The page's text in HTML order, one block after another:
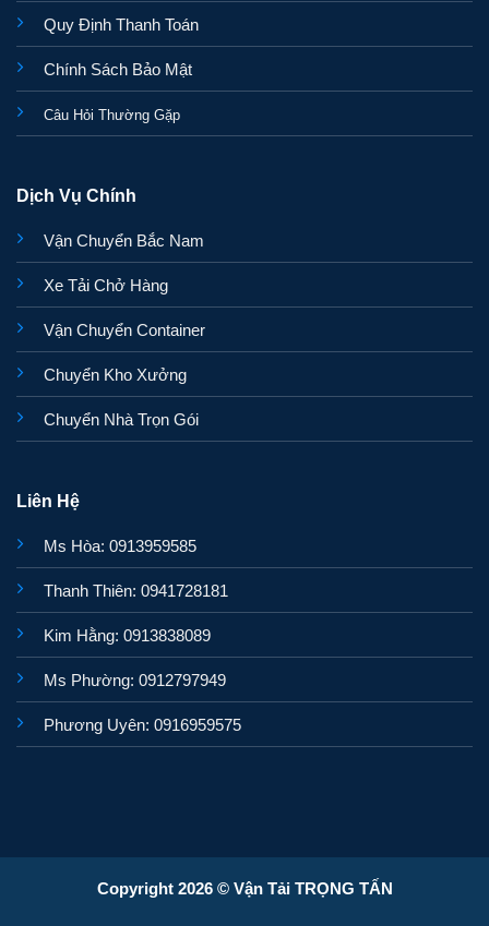
Quy Định Thanh Toán
Chính Sách Bảo Mật
Câu Hỏi Thường Gặp
Dịch Vụ Chính
Vận Chuyển Bắc Nam
Xe Tải Chở Hàng
Vận Chuyển Container
Chuyển Kho Xưởng
Chuyển Nhà Trọn Gói
Liên Hệ
Ms Hòa: 0913959585
Thanh Thiên: 0941728181
Kim Hằng: 0913838089
Ms Phường: 0912797949
Phương Uyên: 0916959575
Copyright 2026 © Vận Tải TRỌNG TẤN